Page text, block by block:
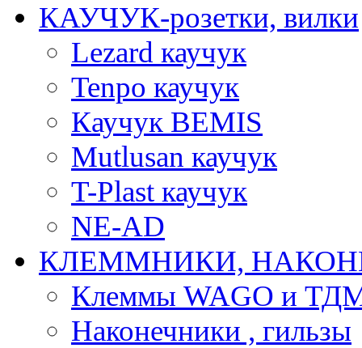
КАУЧУК-розетки, вилки
Lezard каучук
Tenpo каучук
Каучук BEMIS
Mutlusan каучук
T-Plast каучук
NE-AD
КЛЕММНИКИ,
Клеммы WAGO и
Наконечники , гильзы